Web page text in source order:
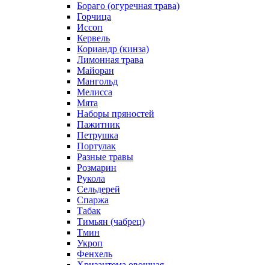
Бораго (огуречная трава)
Горчица
Иссоп
Кервель
Кориандр (кинза)
Лимонная трава
Майоран
Мангольд
Мелисса
Мята
Наборы пряностей
Пажитник
Петрушка
Портулак
Разные травы
Розмарин
Рукола
Сельдерей
Спаржа
Табак
Тимьян (чабрец)
Тмин
Укроп
Фенхель